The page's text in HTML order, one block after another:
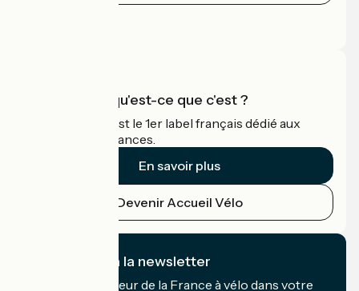
Accueil Vélo qu'est-ce que c'est ?
Accueil Vélo c'est le 1er label français dédié aux
cyclistes en vacances.
En savoir plus
Devenir Accueil Vélo
Je m'abonne à la newsletter
Recevez le meilleur de la France à vélo dans votre